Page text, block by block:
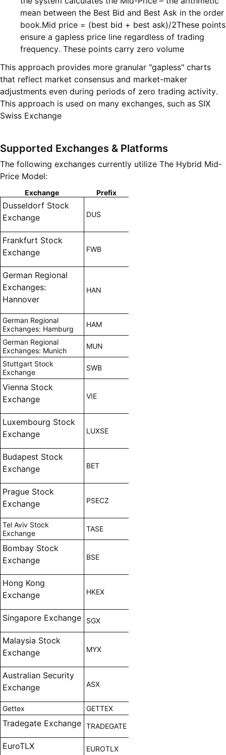
mean between the Best Bid and Best Ask in the order
book.Mid price = (best bid + best ask)/2These points
ensure a gapless price line regardless of trading
frequency. These points carry zero volume
This approach provides more granular "gapless" charts
that reflect market consensus and market-maker
adjustments even during periods of zero trading activity.
This approach is used on many exchanges, such as SIX
Swiss Exchange
Supported Exchanges & Platforms
The following exchanges currently utilize The Hybrid Mid-
Price Model:
Exchange Prefix
Dusseldorf Stock
Exchange
DUS
Frankfurt Stock
Exchange
FWB
German Regional
Exchanges:
Hannover
HAN
German Regional
Exchanges: Hamburg
HAM
German Regional
Exchanges: Munich
MUN
Stuttgart Stock
Exchange
SWB
Vienna Stock
Exchange
VIE
Luxembourg Stock
Exchange
LUXSE
Budapest Stock
Exchange
BET
Prague Stock
Exchange
PSECZ
Tel Aviv Stock
Exchange
TASE
Bombay Stock
Exchange
BSE
Hong Kong
Exchange
HKEX
Singapore Exchange SGX
Malaysia Stock
Exchange
MYX
Australian Security
Exchange
ASX
Gettex GETTEX
Tradegate Exchange TRADEGATE
EuroTLX EUROTLX